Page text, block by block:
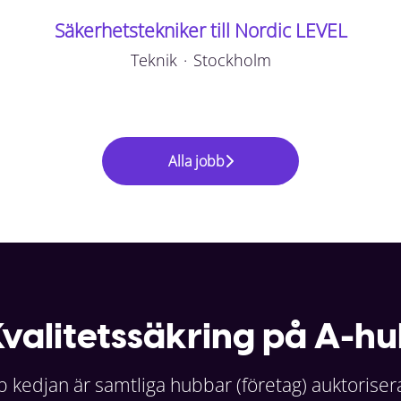
Säkerhetstekniker till Nordic LEVEL
Teknik · Stockholm
Alla jobb
på A-
kedjan är samtliga hubbar (företag)